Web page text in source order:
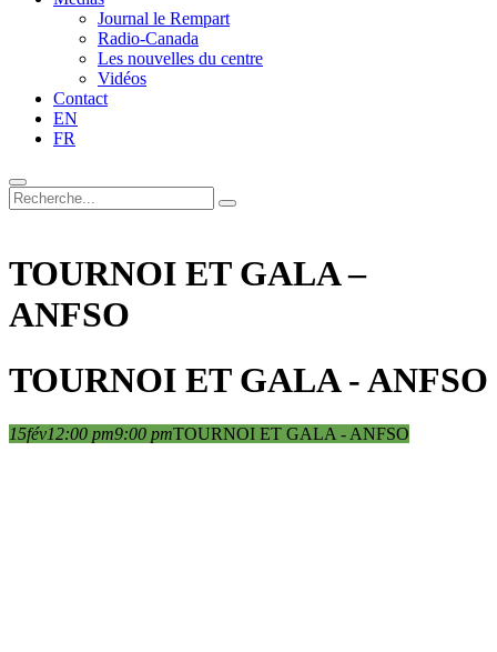
Journal le Rempart
Radio-Canada
Les nouvelles du centre
Vidéos
Contact
EN
FR
TOURNOI ET GALA –
ANFSO
TOURNOI ET GALA - ANFSO
15fév12:00 pm9:00 pmTOURNOI ET GALA - ANFSO